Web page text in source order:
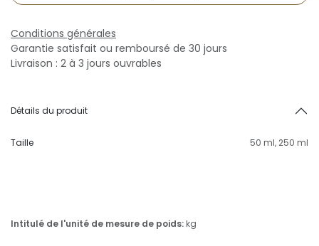
Conditions générales
Garantie satisfait ou remboursé de 30 jours
Livraison : 2 à 3 jours ouvrables
Détails du produit
Taille 50 ml, 250 ml
Intitulé de l'unité de mesure de poids:kg